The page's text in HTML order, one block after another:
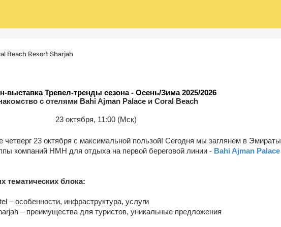
выставка Тревел-тренды сезона - Осень/Зима 2025/2026
с отелями Bahi Ajman Palace и Coral Beach
23 октября, 11:00 (Мск)
четверг 23 октября с максимальной пользой! Сегодня мы заглянем в Эмираты
компаний НМН для отдыха на первой береговой линии - Bahi Ajman Palace
тематических блока:
– особенности, инфраструктура, услуги
– преимущества для туристов, уникальные предложения